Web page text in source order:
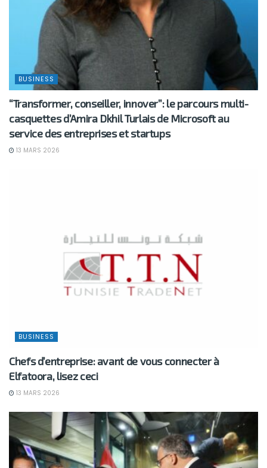
BUSINESS
“Transformer, conseiller, innover”: le parcours multi-
casquettes d’Amira Dkhil Turlais de Microsoft au
service des entreprises et startups
13 MARS 2026
BUSINESS
Chefs d’entreprise: avant de vous connecter à
Elfatoora, lisez ceci
13 MARS 2026